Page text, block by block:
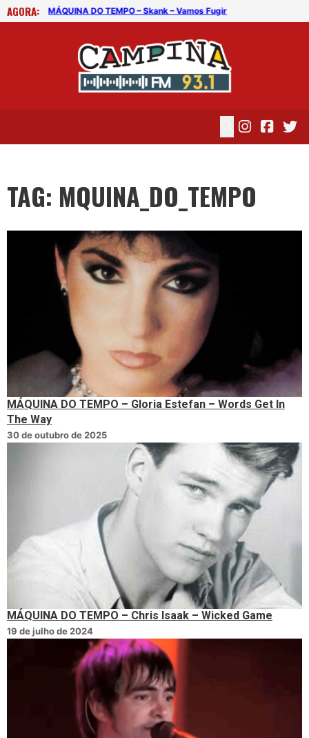
AGORA: MÁQUINA DO TEMPO – Skank – Vamos Fugir
TAG: MQUINA_DO_TEMPO
MÁQUINA DO TEMPO – Gloria Estefan – Words Get In
The Way
30 de outubro de 2025
MÁQUINA DO TEMPO – Chris Isaak – Wicked Game
19 de julho de 2024